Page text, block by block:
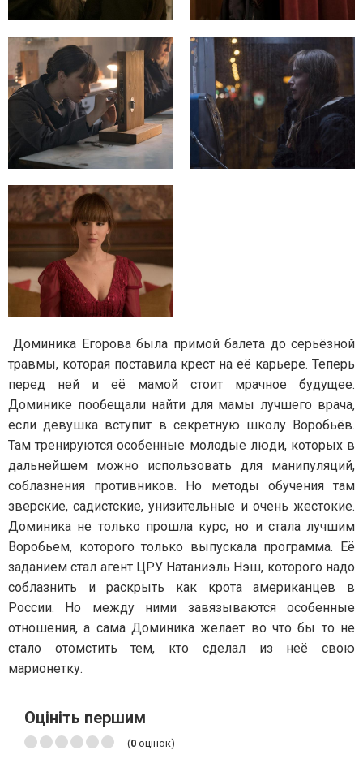
Доминика Егорова была примой балета до серьёзной
травмы, которая поставила крест на её карьере. Теперь
перед ней и её мамой стоит мрачное будущее.
Доминике пообещали найти для мамы лучшего врача,
если девушка вступит в секретную школу Воробьёв.
Там тренируются особенные молодые люди, которых в
дальнейшем можно использовать для манипуляций,
соблазнения противников. Но методы обучения там
зверские, садистские, унизительные и очень жестокие.
Доминика не только прошла курс, но и стала лучшим
Воробьем, которого только выпускала программа. Её
заданием стал агент ЦРУ Натаниэль Нэш, которого надо
соблазнить и раскрыть как крота американцев в
России. Но между ними завязываются особенные
отношения, а сама Доминика желает во что бы то не
стало отомстить тем, кто сделал из неё свою
марионетку.
Оцініть першим
(0 оцінок)